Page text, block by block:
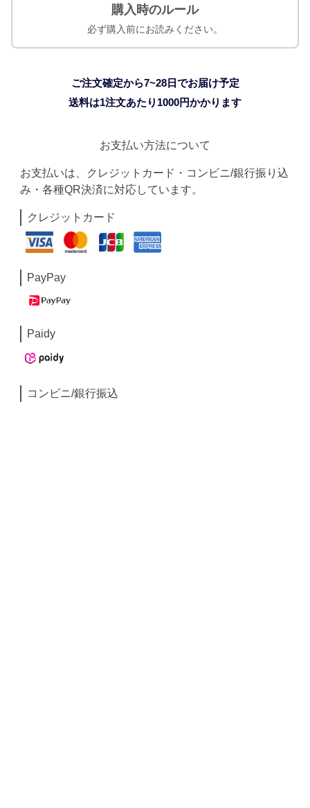
購入時のルール
必ず購入前にお読みください。
ご注文確定から7~28日でお届け予定
送料は1注文あたり 1000円かかります
お支払い方法について
お支払いは、クレジットカード・コンビニ/銀行振り込
み・各種QR決済に対応しています。
クレジットカード
PayPay
Paidy
コンビニ/銀行振込